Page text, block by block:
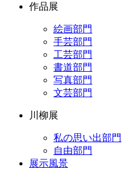
作品展
絵画部門
手芸部門
工芸部門
書道部門
写真部門
文芸部門
川柳展
私の思い出部門
自由部門
展示風景